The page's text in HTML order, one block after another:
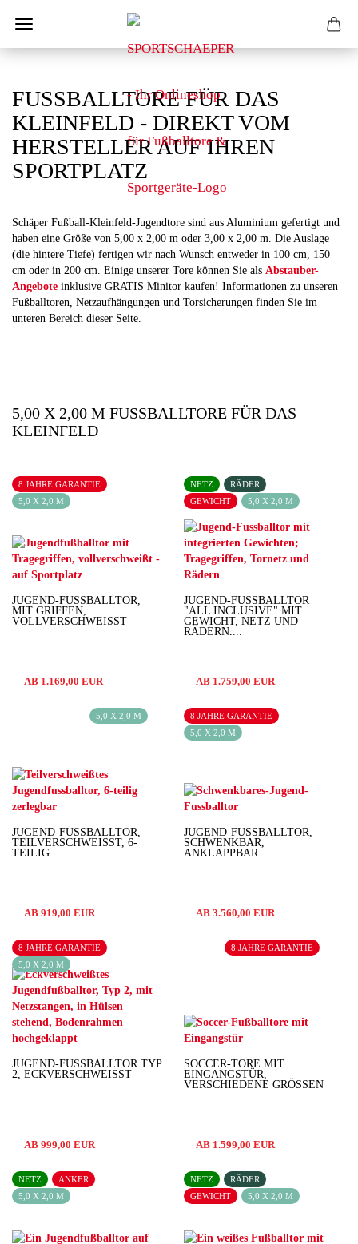
FUSSBALLTORE FÜR DAS K
LEINFELD - DIREKT VOM H
ERSTELLER AUF IHREN S
PORTPLATZ
Schäper Fußball-Kleinfeld-Jugendtore sind aus Aluminium gefertigt und
haben eine Größe von 5,00 x 2,00 m oder 3,00 x 2,00 m. Die Auslage
(die hintere Tiefe) fertigen wir nach Wunsch entweder in 100 cm, 150
cm oder in 200 cm. Einige unserer Tore können Sie als Abstauber-
Angebote inklusive GRATIS Minitor kaufen! Informationen zu unseren
Fußballtoren, Netzaufhängungen und Torsicherungen finden Sie im
unteren Bereich dieser Seite.
5,00 X 2,00 M FUSSBALLTORE FÜR DAS K
LEINFELD
8 JAHRE GARANTIE
5,0 X 2,0 M
JUGEND-FUSSBALLTOR, M
IT GRIFFEN, V
OLLVERSCHWEISST
AB 1.169,00 EUR
NETZ
RÄDER
GEWICHT
5,0 X 2,0 M
JUGEND-FUSSBALLTOR "
ALL INCLUSIVE" MIT G
EWICHT, NETZ UND R
ÄDERN,...
AB 1.759,00 EUR
5,0 X 2,0 M
JUGEND-FUSSBALLTOR, T
EILVERSCHWEISST, 6-TE
ILIG
AB 919,00 EUR
8 JAHRE GARANTIE
5,0 X 2,0 M
JUGEND-FUSSBALLTOR, S
CHWENKBAR, A
NKLAPPBAR
AB 3.560,00 EUR
8 JAHRE GARANTIE
5,0 X 2,0 M
JUGEND-FUSSBALLTOR TYP 2
, ECKVERSCHWEISST
AB 999,00 EUR
8 JAHRE GARANTIE
SOCCER-TORE MIT
EINGANGSTÜR,
VERSCHIEDENE GRÖSSEN
AB 1.599,00 EUR
NETZ
ANKER
5,0 X 2,0 M
NETZ
RÄDER
GEWICHT
5,0 X 2,0 M